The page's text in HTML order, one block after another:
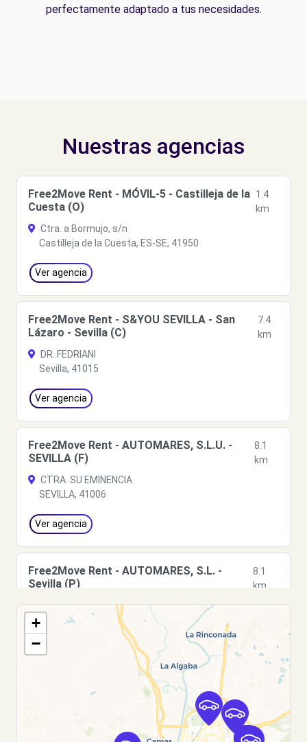
perfectamente adaptado a tus necesidades.
Nuestras agencias
Free2Move Rent - MÓVIL-5 - Castilleja de la
Cuesta (O)
1.4
km
Ctra. a Bormujo, s/n
Castilleja de la Cuesta, ES-SE, 41950
Ver agencia
Free2Move Rent - S&YOU SEVILLA - San
Lázaro - Sevilla (C)
7.4
km
DR. FEDRIANI
Sevilla, 41015
Ver agencia
Free2Move Rent - AUTOMARES, S.L.U. -
SEVILLA (F)
8.1
km
CTRA. SU EMINENCIA
SEVILLA, 41006
Ver agencia
Free2Move Rent - AUTOMARES, S.L. -
Sevilla (P)
8.1
km
CTRA. SU EMINENCIA
Sevilla, 41006
Free2Move Rent - AUTOMARES - Sevilla
+
−